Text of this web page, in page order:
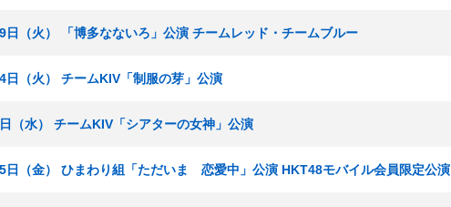
日（火） 「博多なないろ」公演 チームレッド・チームブルー
日（火） チームKIV「制服の芽」公演
（水） チームKIV「シアターの女神」公演
日（金） ひまわり組「ただいま 恋愛中」公演 HKT48モバイル会員限定公演